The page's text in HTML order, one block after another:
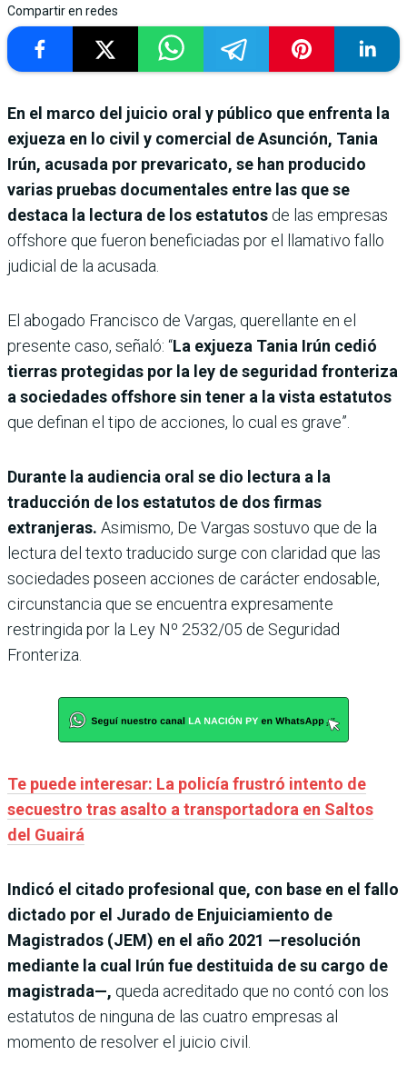
Compartir en redes
En el marco del juicio oral y público que enfrenta la
exjueza en lo civil y comercial de Asunción, Tania
Irún, acusada por prevaricato, se han producido
varias pruebas documentales entre las que se
destaca la lectura de los estatutos de las empresas
offshore que fueron beneficiadas por el llamativo fallo
judicial de la acusada.
El abogado Francisco de Vargas, querellante en el
presente caso, señaló: “La exjueza Tania Irún cedió
tierras protegidas por la ley de seguridad fronteriza
a sociedades offshore sin tener a la vista estatutos
que definan el tipo de acciones, lo cual es grave”.
Durante la audiencia oral se dio lectura a la
traducción de los estatutos de dos firmas
extranjeras. Asimismo, De Vargas sostuvo que de la
lectura del texto traducido surge con claridad que las
sociedades poseen acciones de carácter endosable,
circunstancia que se encuentra expresamente
restringida por la Ley Nº 2532/05 de Seguridad
Fronteriza.
Te puede interesar: La policía frustró intento de
secuestro tras asalto a transportadora en Saltos
del Guairá
Indicó el citado profesional que, con base en el fallo
dictado por el Jurado de Enjuiciamiento de
Magistrados (JEM) en el año 2021 —resolución
mediante la cual Irún fue destituida de su cargo de
magistrada—, queda acreditado que no contó con los
estatutos de ninguna de las cuatro empresas al
momento de resolver el juicio civil.